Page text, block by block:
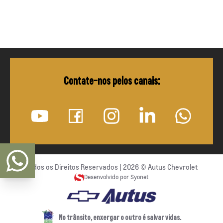
Contate-nos pelos canais:
Todos os Direitos Reservados | 2026 © Autus Chevrolet
Desenvolvido por Syonet
No trânsito, enxergar o outro é salvar vidas.